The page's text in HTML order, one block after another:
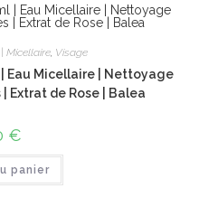
Micellaire, Visage
Eau Micellaire | Nettoyage
Extrat de Rose | Balea
€
panier